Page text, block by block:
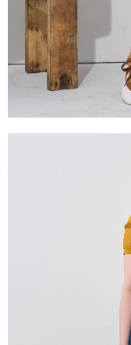
「AFTEE先享後付」，若
任。
４．使用「AFTEE先享後
時審查核予不同之上限額
請求用戶進行身份認證。
５．嚴禁一人註冊多個帳
恩沛科技股份有限公司將